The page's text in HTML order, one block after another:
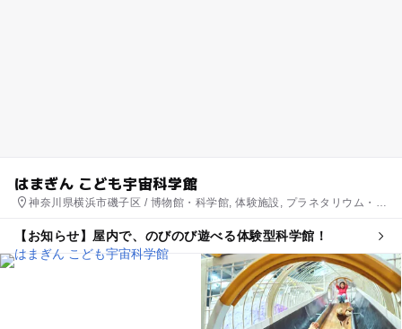
はまぎん こども宇宙科学館
神奈川県横浜市磯子区 / 博物館・科学館, 体験施設, プラネタリウム・天
【お知らせ】屋内で、のびのび遊べる体験型科学館！